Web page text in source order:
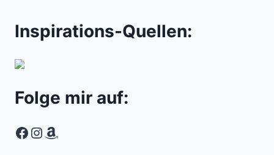
Inspirations-Quellen:
Folge mir auf:
Facebook
Instagram
Amazon